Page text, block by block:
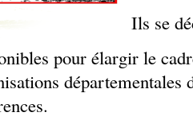
Ils se
pour élargir le
départementales